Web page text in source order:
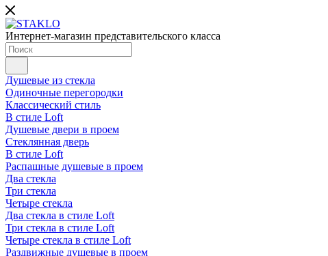
Интернет-магазин представительского класса
Душевые из стекла
Одиночные перегородки
Классический стиль
В стиле Loft
Душевые двери в проем
Стеклянная дверь
В стиле Loft
Распашные душевые в проем
Два стекла
Три стекла
Четыре стекла
Два стекла в стиле Loft
Три стекла в стиле Loft
Четыре стекла в стиле Loft
Раздвижные душевые в проем